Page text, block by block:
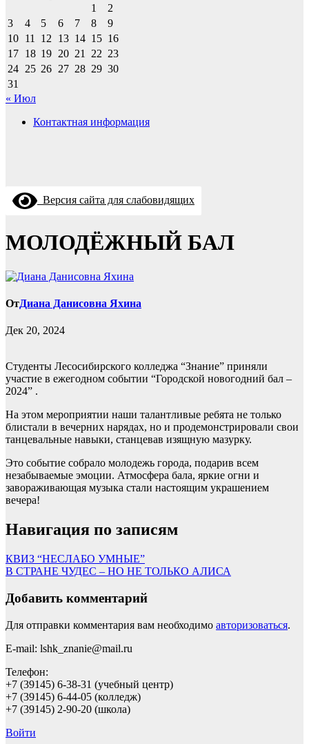
1
2
3
4 5 6 7 8
9
10 11 12 13 14 15 16
17 18 19 20 21 22 23
24 25 26 27 28 29 30
31
« Июл
Контактная информация
Версия сайта для слабовидящих
МОЛОДЁЖНЫЙ БАЛ
ОтДиана Данисовна Яхина
Дек 20, 2024
Студенты Лесосибирского колледжа “Знание” приняли
участие в ежегодном событии “Городской новогодний бал –
2024” .
На этом мероприятии наши талантливые ребята не только
блистали в вечерних нарядах, но и продемонстрировали свои
танцевальные навыки, станцевав изящную мазурку.
Это событие собрало молодежь города, подарив всем
незабываемые эмоции. Атмосфера бала, яркие огни и
завораживающая музыка стали настоящим украшением
вечера!
Навигация по записям
КВИЗ “НЕСЛАБО УМНЫЕ”
В СТРАНЕ ЧУДЕС – НО НЕ ТОЛЬКО АЛИСА
Добавить комментарий
Для отправки комментария вам необходимо авторизоваться.
E-mail: lshk_znanie@mail.ru
Телефон:
+7 (39145) 6-38-31 (учебный центр)
+7 (39145) 6-44-05 (колледж)
+7 (39145) 2-90-20 (школа)
Войти